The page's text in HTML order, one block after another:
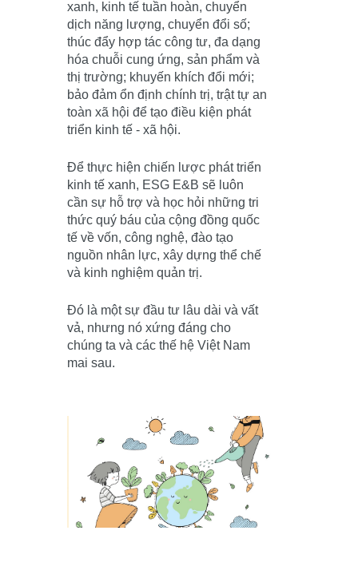
xanh, kinh tế tuần hoàn, chuyển
dịch năng lượng, chuyển đổi số;
thúc đẩy hợp tác công tư, đa dạng
hóa chuỗi cung ứng, sản phẩm và
thị trường; khuyến khích đổi mới;
bảo đảm ổn định chính trị, trật tự an
toàn xã hội để tạo điều kiện phát
triển kinh tế - xã hội.
Để thực hiện chiến lược phát triển
kinh tế xanh, ESG E&B sẽ luôn
cần sự hỗ trợ và học hỏi những tri
thức quý báu của cộng đồng quốc
tế về vốn, công nghệ, đào tạo
nguồn nhân lực, xây dựng thể chế
và kinh nghiệm quản trị.
Đó là một sự đầu tư lâu dài và vất
vả, nhưng nó xứng đáng cho
chúng ta và các thế hệ Việt Nam
mai sau.